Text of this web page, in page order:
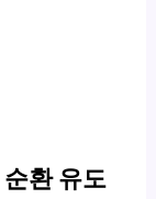
환 유도